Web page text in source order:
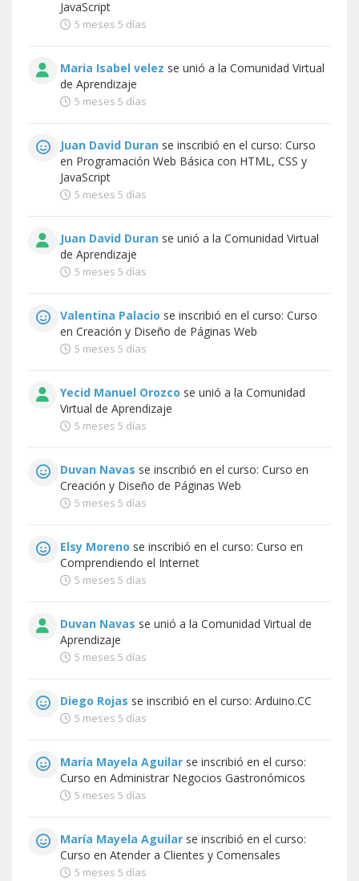
JavaScript
5 meses 5 días
Maria Isabel velez se unió a la Comunidad Virtual
de Aprendizaje
5 meses 5 días
Juan David Duran se inscribió en el curso: Curso
en Programación Web Básica con HTML, CSS y
JavaScript
5 meses 5 días
Juan David Duran se unió a la Comunidad Virtual
de Aprendizaje
5 meses 5 días
Valentina Palacio se inscribió en el curso: Curso
en Creación y Diseño de Páginas Web
5 meses 5 días
Yecid Manuel Orozco se unió a la Comunidad
Virtual de Aprendizaje
5 meses 5 días
Duvan Navas se inscribió en el curso: Curso en
Creación y Diseño de Páginas Web
5 meses 5 días
Elsy Moreno se inscribió en el curso: Curso en
Comprendiendo el Internet
5 meses 5 días
Duvan Navas se unió a la Comunidad Virtual de
Aprendizaje
5 meses 5 días
Diego Rojas se inscribió en el curso: Arduino.CC
5 meses 5 días
María Mayela Aguilar se inscribió en el curso:
Curso en Administrar Negocios Gastronómicos
5 meses 5 días
María Mayela Aguilar se inscribió en el curso:
Curso en Atender a Clientes y Comensales
5 meses 5 días